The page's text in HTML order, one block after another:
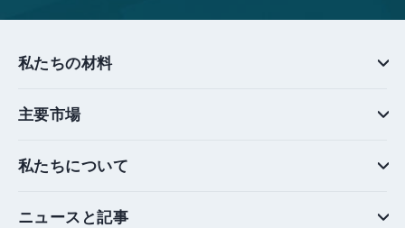
私たちの材料
主要市場
私たちについて
ニュースと記事